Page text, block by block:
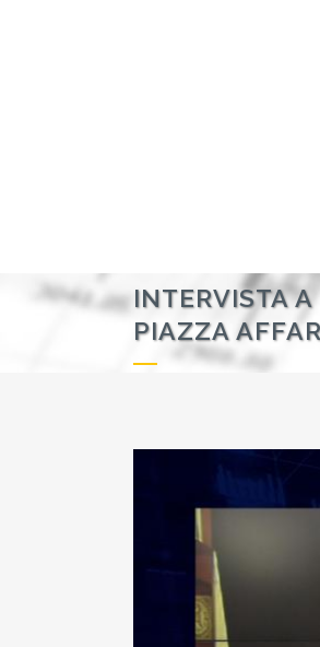
INTERVISTA
PIAZZA